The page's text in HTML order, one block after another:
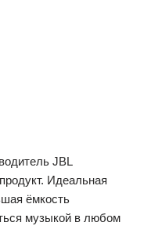
JBL
Идеальная
ёмкость
музыкой в любом